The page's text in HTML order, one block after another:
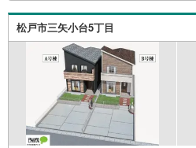
お気軽にお問合せ下さいま
松戸市三矢小台5丁目